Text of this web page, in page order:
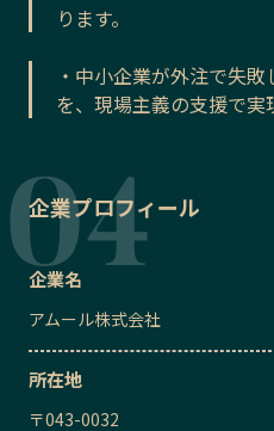
ります。
・中小企業が外注で失
を、現場主義の支援で実
企業プロフィール
企業名
アムール株式会社
所在地
〒043-0032